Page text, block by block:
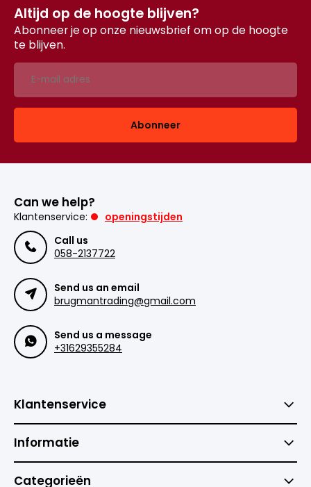
Altijd op de hoogte blijven?
Abonneer je op onze nieuwsbrief om op de hoogte
te blijven.
Abonneer
Can we help?
Klantenservice:
openingstijden
Call us
058-2137722
Send us an email
brugmantrading@gmail.com
Send us a message
+31629355284
Klantenservice
Informatie
Categorieën